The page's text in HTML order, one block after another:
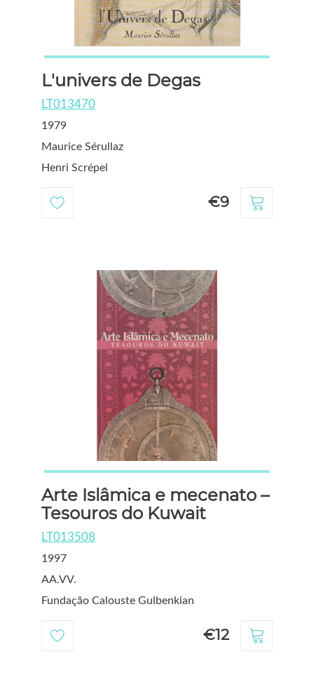
L'univers de Degas
LT013470
1979
Maurice Sérullaz
Henri Scrépel
€9
Arte Islâmica e mecenato –
Tesouros do Kuwait
LT013508
1997
AA.VV.
Fundação Calouste Gulbenkian
€12